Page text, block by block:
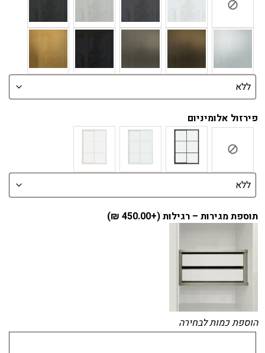
פירזול אלומיניום
תוספת מגירות – רגילות (+450.00
₪
)
הוספת כמות לבחירה